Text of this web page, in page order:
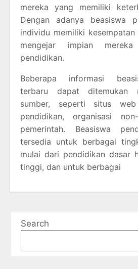
mereka yang memiliki
Dengan adanya beasiswa
individu memiliki
mengejar impian
pendidikan.
Beberapa informasi
terbaru dapat ditemukan
sumber, seperti situs
pendidikan, organisasi
pemerintah. Beasiswa
tersedia untuk berbagai
mulai dari pendidikan dasar
tinggi, dan untuk berbagai
Search